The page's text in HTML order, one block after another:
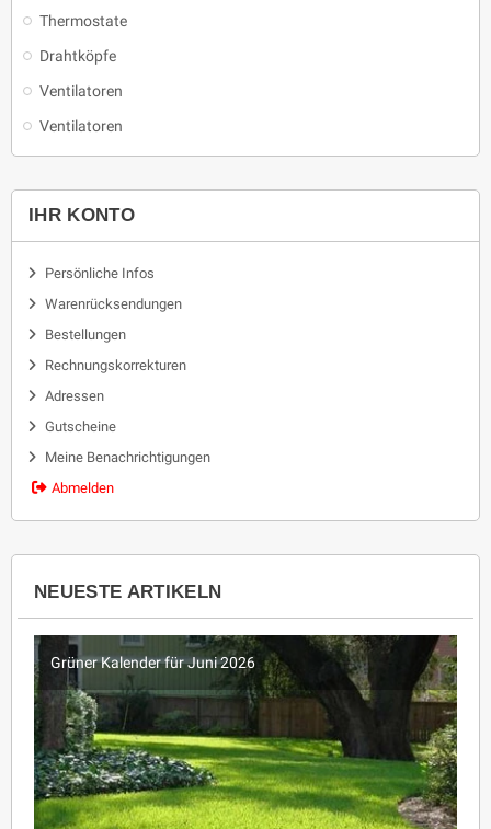
Thermostate
Drahtköpfe
Ventilatoren
Ventilatoren
IHR KONTO
Persönliche Infos
Warenrücksendungen
Bestellungen
Rechnungskorrekturen
Adressen
Gutscheine
Meine Benachrichtigungen
Abmelden
NEUESTE ARTIKELN
Grüner Kalender für Juni 2026